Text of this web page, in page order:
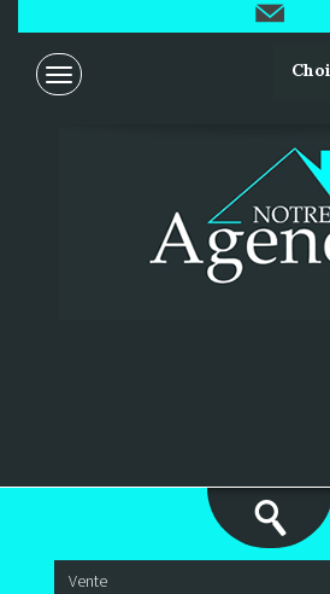
Vente